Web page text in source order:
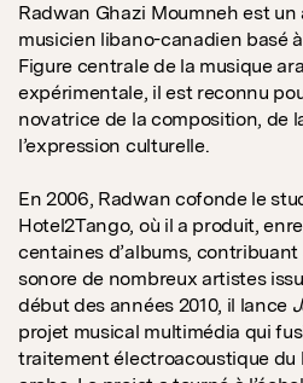
Radwan Ghazi Moumneh est
musicien libano-canadien basé
Figure centrale de la musique
expérimentale, il est reconnu
novatrice de la composition, de
l’expression culturelle.
En 2006, Radwan cofonde le
Hotel2Tango, où il a produit,
centaines d’albums,
sonore de nombreux artistes
début des années 2010, il lance
projet musical multimédia qui
traitement électroacoustique du